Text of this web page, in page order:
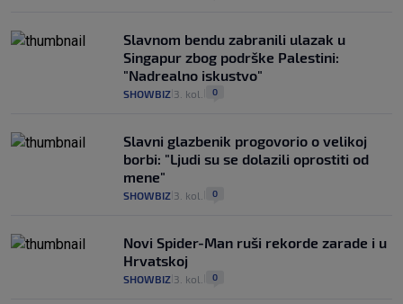
Slavnom bendu zabranili ulazak u
Singapur zbog podrške Palestini:
"Nadrealno iskustvo"
SHOWBIZ 3. kol. 0
Slavni glazbenik progovorio o velikoj
borbi: "Ljudi su se dolazili oprostiti od
mene"
SHOWBIZ 3. kol. 0
Novi Spider-Man ruši rekorde zarade i u
Hrvatskoj
SHOWBIZ 3. kol. 0